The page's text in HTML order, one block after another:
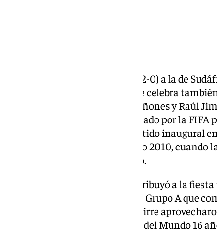
La selección de México venció (2-0) a la de
partido del Mundial 2026 que se celebra
gracias a los goles de Julián Quiñones y Raúl
mítico Estadio Azteca, renombrado por la FIFA
México. Este también fue el partido inaugural
recuerda a los aficionados al año 2010, cuando
proclamó campeona del mundo.
El cuadro norteamericano contribuyó a la
estar en los cruces dentro de un Grupo A que
Sur y Chequia. Los de Javier Aguirre
Bafana’, que volvieron a la Copa del Mundo 16